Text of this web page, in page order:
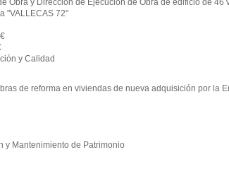
Obra y Dirección de Ejecución de Obra de edificio de 46
"VALLECAS 72"
y Calidad
de reforma en viviendas de nueva adquisición por la
y Mantenimiento de Patrimonio